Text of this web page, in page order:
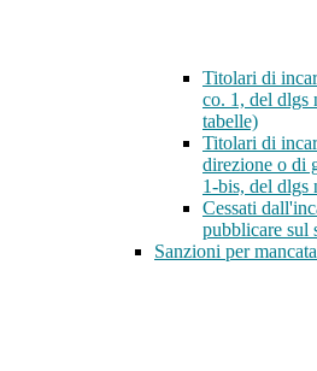
Titolari di
co. 1, del dlgs
tabelle)
Titolari di
direzione o di
1-bis, del dlgs
Cessati
pubblicare sul
Sanzioni per